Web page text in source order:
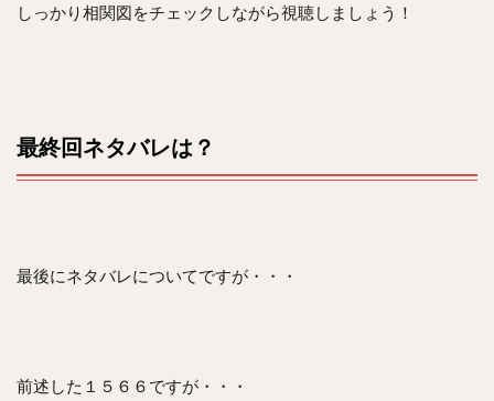
しっかり相関図をチェックしながら視聴しましょう！
最終回ネタバレは？
最後にネタバレについてですが・・・
前述した１５６６ですが・・・